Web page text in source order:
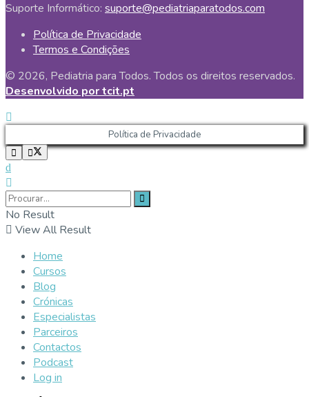
Suporte Informático: suporte@pediatriaparatodos.com
Política de Privacidade
Termos e Condições
© 2026, Pediatria para Todos. Todos os direitos reservados.
Desenvolvido por tcit.pt
Política de Privacidade
No Result
View All Result
Home
Cursos
Blog
Crónicas
Especialistas
Parceiros
Contactos
Podcast
Log in